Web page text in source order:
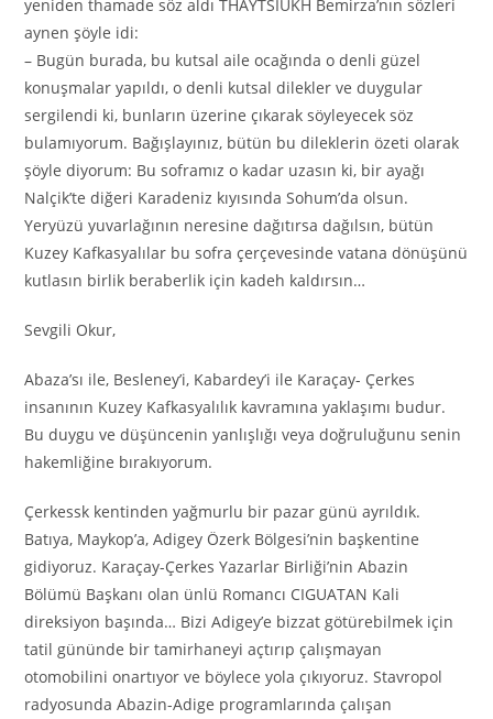
yeniden thamade söz aldı THAYTSIUKH Bemirza’nın sözleri
aynen şöyle idi:
– Bugün burada, bu kutsal aile ocağında o denli güzel
konuşmalar yapıldı, o denli kutsal dilekler ve duygular
sergilendi ki, bunların üzerine çıkarak söyleyecek söz
bulamıyorum. Bağışlayınız, bütün bu dileklerin özeti olarak
şöyle diyorum: Bu soframız o kadar uzasın ki, bir ayağı
Nalçik’te diğeri Karadeniz kıyısında Sohum’da olsun.
Yeryüzü yuvarlağının neresine dağıtırsa dağılsın, bütün
Kuzey Kafkasyalılar bu sofra çerçevesinde vatana dönüşünü
kutlasın birlik beraberlik için kadeh kaldırsın…
Sevgili Okur,
Abaza’sı ile, Besleney’i, Kabardey’i ile Karaçay- Çerkes
insanının Kuzey Kafkasyalılık kavramına yaklaşımı budur.
Bu duygu ve düşüncenin yanlışlığı veya doğruluğunu senin
hakemliğine bırakıyorum.
Çerkessk kentinden yağmurlu bir pazar günü ayrıldık.
Batıya, Maykop’a, Adigey Özerk Bölgesi’nin başkentine
gidiyoruz. Karaçay-Çerkes Yazarlar Birliği’nin Abazin
Bölümü Başkanı olan ünlü Romancı CIGUATAN Kali
direksiyon başında… Bizi Adigey’e bizzat götürebilmek için
tatil gününde bir tamirhaneyi açtırıp çalışmayan
otomobilini onartıyor ve böylece yola çıkıyoruz. Stavropol
radyosunda Abazin-Adige programlarında çalışan